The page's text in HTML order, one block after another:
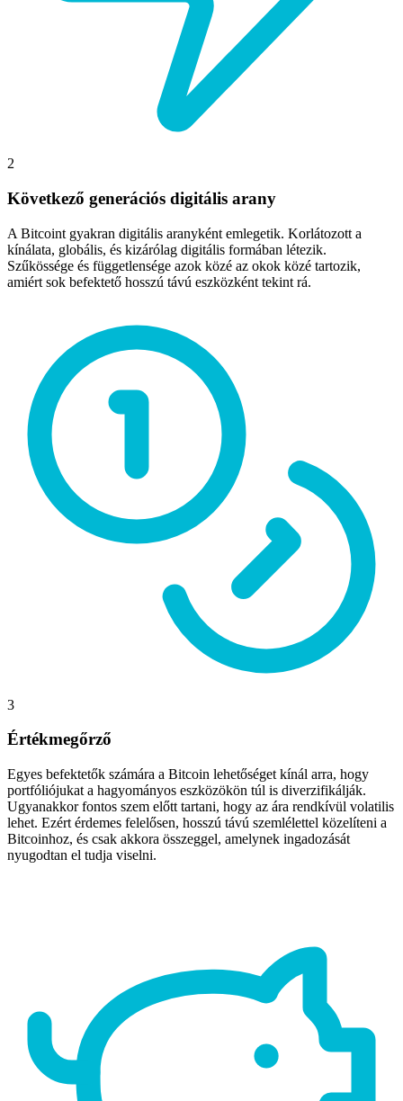
2
Következő generációs digitális arany
A Bitcoint gyakran digitális aranyként emlegetik. Korlátozott a
kínálata, globális, és kizárólag digitális formában létezik.
Szűkössége és függetlensége azok közé az okok közé tartozik,
amiért sok befektető hosszú távú eszközként tekint rá.
3
Értékmegőrző
Egyes befektetők számára a Bitcoin lehetőséget kínál arra, hogy
portfóliójukat a hagyományos eszközökön túl is diverzifikálják.
Ugyanakkor fontos szem előtt tartani, hogy az ára rendkívül volatilis
lehet. Ezért érdemes felelősen, hosszú távú szemlélettel közelíteni a
Bitcoinhoz, és csak akkora összeggel, amelynek ingadozását
nyugodtan el tudja viselni.